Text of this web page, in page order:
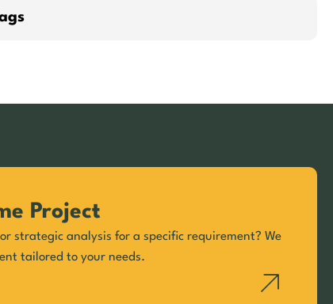
Project
strategic analysis for a specific requirement? We
tailored to your needs.